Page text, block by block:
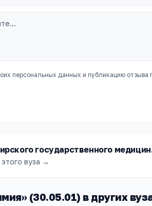
персональных данных и публикацию отзыва
государственного
вуза →
» (30.05.01) в других